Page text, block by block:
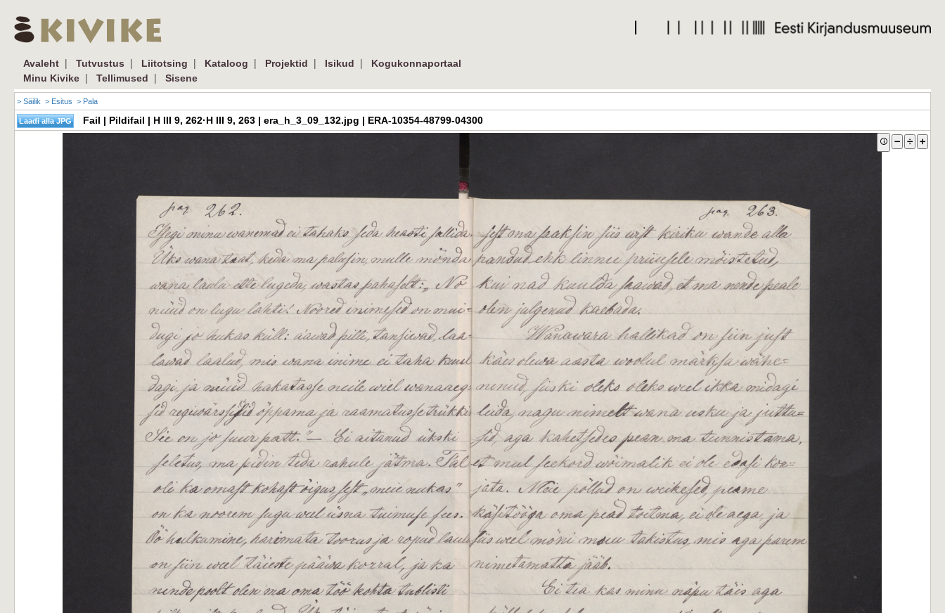
Avaleht | Tutvustus | Liitotsing | Kataloog | Projektid | Isikud |
Kogukonnaportaal
Minu Kivike | Tellimused | Sisene
> Säilik > Esitus > Pala
Fail | Pildifail | H III 9, 262·H III 9, 263 | era_h_3_09_132.jpg | ERA-10354-48799-04300